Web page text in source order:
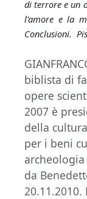
di terrore e un
l'amore e la
Conclusioni.
biblista di
opere
2007 è
della
per i beni
archeologia
da